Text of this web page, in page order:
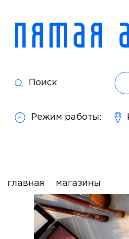
Поиск
Режим работы:
главная магазины